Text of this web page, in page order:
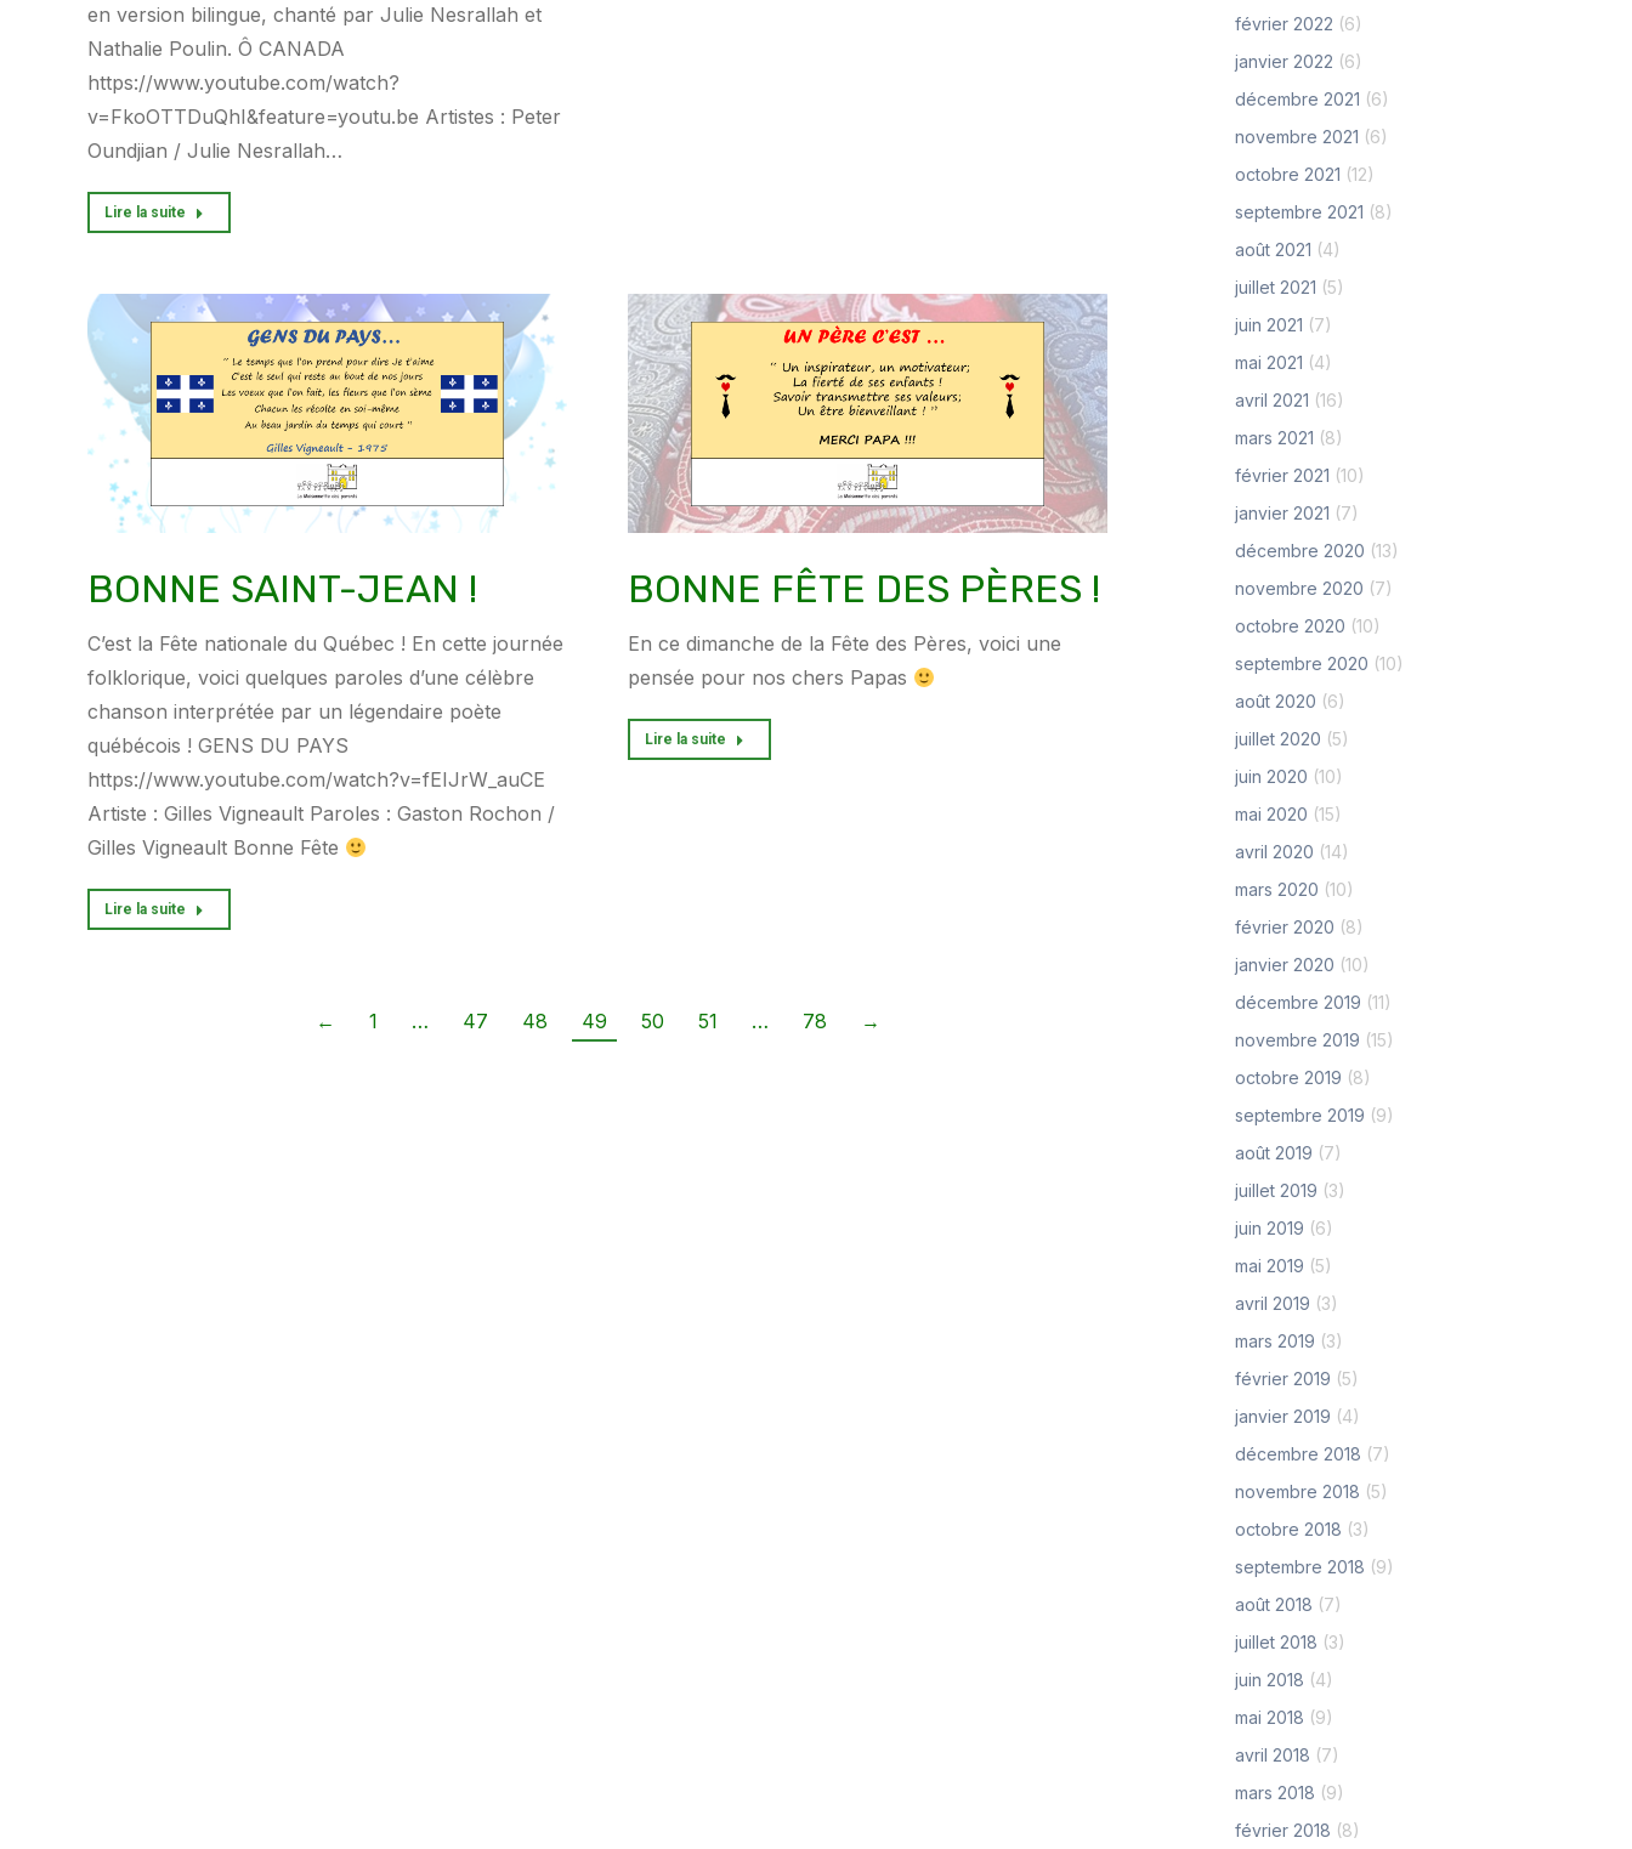
en version bilingue, chanté par Julie Nesrallah et
Nathalie Poulin. Ô CANADA
https://www.youtube.com/watch?
v=FkoOTTDuQhI&feature=youtu.be Artistes : Peter
Oundjian / Julie Nesrallah…
Lire la suite
BONNE SAINT-JEAN !
C’est la Fête nationale du Québec ! En cette journée
folklorique, voici quelques paroles d’une célèbre
chanson interprétée par un légendaire poète
québécois ! GENS DU PAYS
https://www.youtube.com/watch?v=fEIJrW_auCE
Artiste : Gilles Vigneault Paroles : Gaston Rochon /
Gilles Vigneault Bonne Fête
Lire la suite
BONNE FÊTE DES PÈRES !
En ce dimanche de la Fête des Pères, voici une
pensée pour nos chers Papas
Lire la suite
← 1 … 47 48 49 50 51 … 78 →
février 2022 (6)
janvier 2022 (6)
décembre 2021 (6)
novembre 2021 (6)
octobre 2021 (12)
septembre 2021 (8)
août 2021 (4)
juillet 2021 (5)
juin 2021 (7)
mai 2021 (4)
avril 2021 (16)
mars 2021 (8)
février 2021 (10)
janvier 2021 (7)
décembre 2020 (13)
novembre 2020 (7)
octobre 2020 (10)
septembre 2020 (10)
août 2020 (6)
juillet 2020 (5)
juin 2020 (10)
mai 2020 (15)
avril 2020 (14)
mars 2020 (10)
février 2020 (8)
janvier 2020 (10)
décembre 2019 (11)
novembre 2019 (15)
octobre 2019 (8)
septembre 2019 (9)
août 2019 (7)
juillet 2019 (3)
juin 2019 (6)
mai 2019 (5)
avril 2019 (3)
mars 2019 (3)
février 2019 (5)
janvier 2019 (4)
décembre 2018 (7)
novembre 2018 (5)
octobre 2018 (3)
septembre 2018 (9)
août 2018 (7)
juillet 2018 (3)
juin 2018 (4)
mai 2018 (9)
avril 2018 (7)
mars 2018 (9)
février 2018 (8)